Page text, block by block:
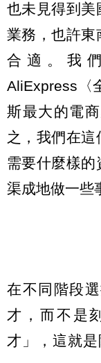
也未見得到美
業務，也許東
合適。我
AliExpress〈
斯最大的電
之，我們在
需要什麼樣的
渠成地做一些
在不同階段
才，而不是
才」，這就是